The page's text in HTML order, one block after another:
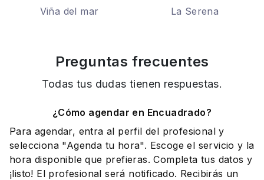
Viña del mar
La Serena
Preguntas frecuentes
Todas tus dudas tienen respuestas.
¿Cómo agendar en Encuadrado?
Para agendar, entra al perfil del profesional y
selecciona "Agenda tu hora". Escoge el servicio y la
hora disponible que prefieras. Completa tus datos y
¡listo! El profesional será notificado. Recibirás un